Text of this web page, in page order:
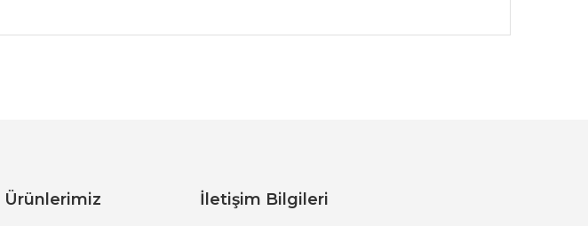
Ürünlerimiz İletişim Bilgileri